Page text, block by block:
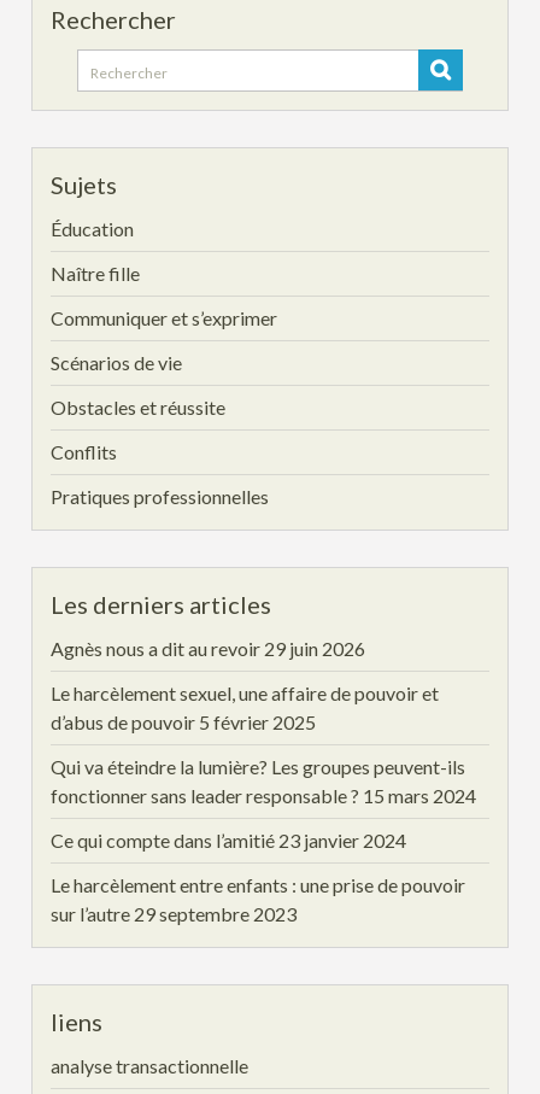
Rechercher
Search
for:
Sujets
Éducation
Naître fille
Communiquer et s’exprimer
Scénarios de vie
Obstacles et réussite
Conflits
Pratiques professionnelles
Les derniers articles
Agnès nous a dit au revoir 29 juin 2026
Le harcèlement sexuel, une affaire de pouvoir et
d’abus de pouvoir 5 février 2025
Qui va éteindre la lumière? Les groupes peuvent-ils
fonctionner sans leader responsable ? 15 mars 2024
Ce qui compte dans l’amitié 23 janvier 2024
Le harcèlement entre enfants : une prise de pouvoir
sur l’autre 29 septembre 2023
liens
analyse transactionnelle